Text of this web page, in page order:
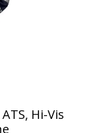
Hi-Vis